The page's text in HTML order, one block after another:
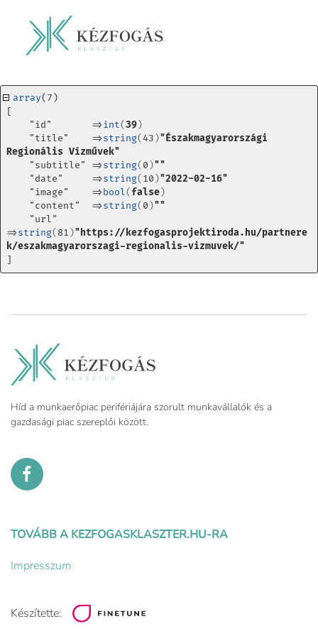
array(7)
[
    "id"       =>
int(39)
    "title"    =>
string( 43 )"Északmagyarországi
Regionális Vízművek"
    "subtitle" =>
string( 0 )""
    "date"     =>
string( 10 )"2022-02-16"
    "image"    =>
bool( false)
    "content"  =>
string( 0 )""
=>string( 81 )"https://kezfogasprojektiroda.hu/partnere
k/eszakmagyarorszagi-regionalis-vizmuvek/"
]
Híd a munkaerőpiac perifériájára szorult munkavállalók és a
gazdasági piac szereplői között.
TOVÁBB A KEZFOGASKLASZTER.HU-RA
Impresszum
Készítette: